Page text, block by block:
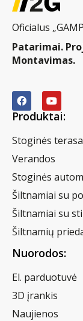
Oficialus
Patarimai.
Montavimas.
Produktai:
Stoginės
Verandos
Stoginės
Šiltnamiai su
Šiltnamiai su
Šiltnamių
Nuorodos:
El. parduotuvė
3D įrankis
Naujienos